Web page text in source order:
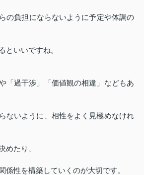
の負担にならないように予定や体調の
いいですね。
「過干渉」「価値観の相違」などもあ
ないように、相性をよく見極めなけれ
めたり、
係性を構築していくのが大切です。